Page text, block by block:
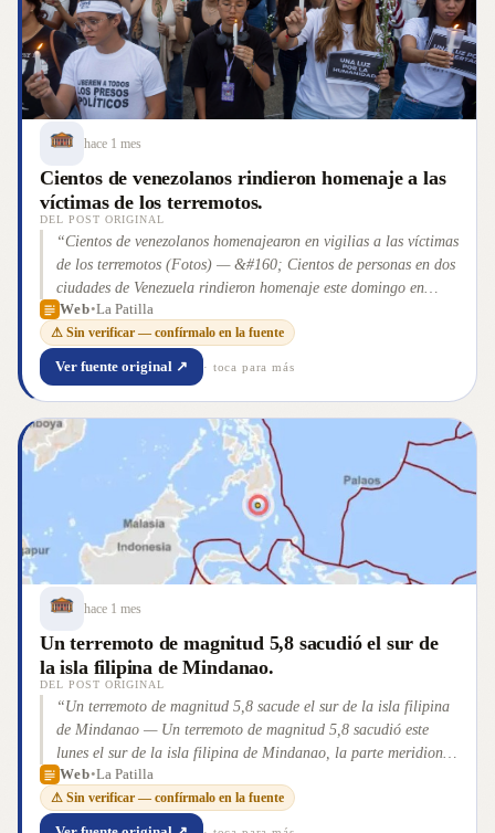
terr”
hace 1 mes
Cientos de venezolanos rindieron homenaje a las
víctimas de los terremotos.
DEL POST ORIGINAL
“Cientos de venezolanos homenajearon en vigilias a las víctimas
de los terremotos (Fotos) — &#160; Cientos de personas en dos
ciudades de Venezuela rindieron homenaje este domingo en
vigilias a los al menos 3.342 muertos que dejaron los terremotos
[&#8230;]”
Web•La Patilla
⚠ Sin verificar — confírmalo en la fuente
Ver fuente original ↗ · toca para más
hace 1 mes
Un terremoto de magnitud 5,8 sacudió el sur de
la isla filipina de Mindanao.
DEL POST ORIGINAL
“Un terremoto de magnitud 5,8 sacude el sur de la isla filipina
de Mindanao — Un terremoto de magnitud 5,8 sacudió este
lunes el sur de la isla filipina de Mindanao, la parte meridional
del archipiélago, casi un mes después [&#8230;]
Web•La Patilla
⚠ Sin verificar — confírmalo en la fuente